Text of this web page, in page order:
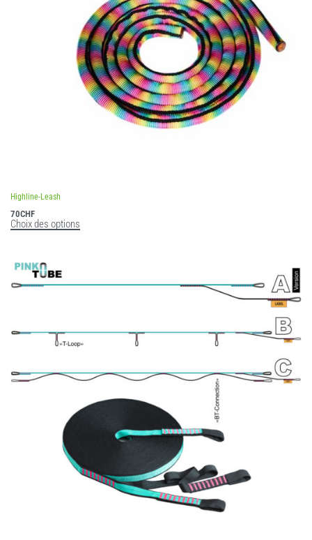
Note5.00 sur 5
Highline-Leash
70CHF
Choix des options